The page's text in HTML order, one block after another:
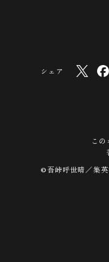
シェア
こ
©吾峠呼世晴／集